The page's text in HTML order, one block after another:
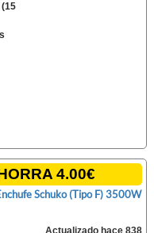
4.00€
Schuko (Tipo F) 3500W
Actualizado hace 838